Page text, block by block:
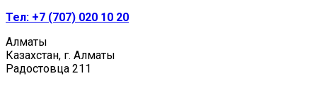
Тел: +7 (707) 020 10 20
Алматы
Казахстан, г. Алматы
Радостовца 211